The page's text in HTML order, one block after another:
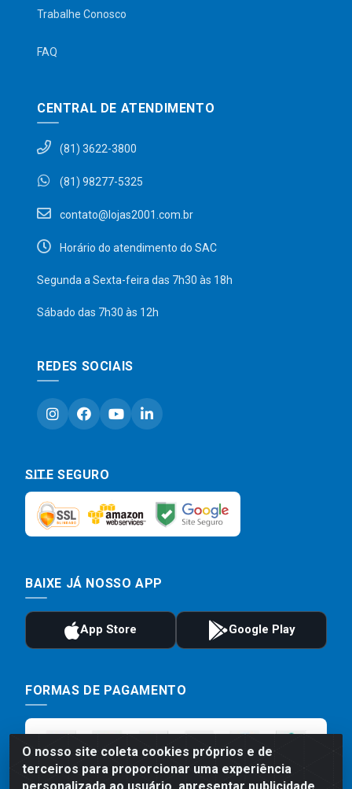
O nosso site coleta cookies próprios e de
terceiros para proporcionar uma experiência
Trabalhe Conosco
FAQ
CENTRAL DE ATENDIMENTO
(81) 3622-3800
(81) 98277-5325
contato@lojas2001.com.br
Horário do atendimento do SAC
Segunda a Sexta-feira das 7h30 às 18h
Sábado das 7h30 às 12h
REDES SOCIAIS
SITE SEGURO
BAIXE JÁ NOSSO APP
FORMAS DE PAGAMENTO